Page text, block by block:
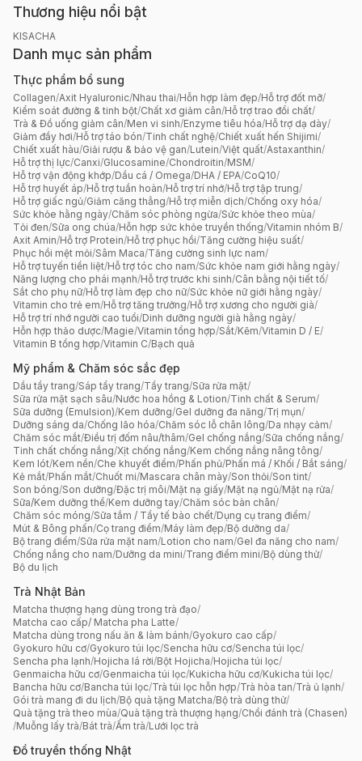
Thương hiệu nổi bật
KISACHA
Danh mục sản phẩm
Thực phẩm bổ sung
Collagen/Axit Hyaluronic/Nhau thai/Hỗn hợp làm đẹp/Hỗ trợ đốt mỡ/
Kiểm soát đường & tinh bột/Chất xơ giảm cân/Hỗ trợ trao đổi chất/
Trà & Đồ uống giảm cân/Men vi sinh/Enzyme tiêu hóa/Hỗ trợ dạ dày/
Giảm đầy hơi/Hỗ trợ táo bón/Tinh chất nghệ/Chiết xuất hến Shijimi/
Chiết xuất hàu/Giải rượu & bảo vệ gan/Lutein/Việt quất/Astaxanthin/
Hỗ trợ thị lực/Canxi/Glucosamine/Chondroitin/MSM/
Hỗ trợ vận động khớp/Dầu cá / Omega/DHA / EPA/CoQ10/
Hỗ trợ huyết áp/Hỗ trợ tuần hoàn/Hỗ trợ trí nhớ/Hỗ trợ tập trung/
Hỗ trợ giấc ngủ/Giảm căng thẳng/Hỗ trợ miễn dịch/Chống oxy hóa/
Sức khỏe hằng ngày/Chăm sóc phòng ngừa/Sức khỏe theo mùa/
Tỏi đen/Sữa ong chúa/Hỗn hợp sức khỏe truyền thống/Vitamin nhóm B/
Axit Amin/Hỗ trợ Protein/Hỗ trợ phục hồi/Tăng cường hiệu suất/
Phục hồi mệt mỏi/Sâm Maca/Tăng cường sinh lực nam/
Hỗ trợ tuyến tiền liệt/Hỗ trợ tóc cho nam/Sức khỏe nam giới hằng ngày/
Năng lượng cho phái mạnh/Hỗ trợ trước khi sinh/Cân bằng nội tiết tố/
Sắt cho phụ nữ/Hỗ trợ làm đẹp cho nữ/Sức khỏe nữ giới hằng ngày/
Vitamin cho trẻ em/Hỗ trợ tăng trưởng/Hỗ trợ xương cho người già/
Hỗ trợ trí nhớ người cao tuổi/Dinh dưỡng người già hằng ngày/
Hỗn hợp thảo dược/Magie/Vitamin tổng hợp/Sắt/Kẽm/Vitamin D / E/
Vitamin B tổng hợp/Vitamin C/Bạch quả
Mỹ phẩm & Chăm sóc sắc đẹp
Dầu tẩy trang/Sáp tẩy trang/Tẩy trang/Sữa rửa mặt/
Sữa rửa mặt sạch sâu/Nước hoa hồng & Lotion/Tinh chất & Serum/
Sữa dưỡng (Emulsion)/Kem dưỡng/Gel dưỡng đa năng/Trị mụn/
Dưỡng sáng da/Chống lão hóa/Chăm sóc lỗ chân lông/Da nhạy cảm/
Chăm sóc mắt/Điều trị đốm nâu/thâm/Gel chống nắng/Sữa chống nắng/
Tinh chất chống nắng/Xịt chống nắng/Kem chống nắng nâng tông/
Kem lót/Kem nền/Che khuyết điểm/Phấn phủ/Phấn má / Khối / Bắt sáng/
Kẻ mắt/Phấn mắt/Chuốt mi/Mascara chân mày/Son thỏi/Son tint/
Son bóng/Son dưỡng/Đặc trị môi/Mặt nạ giấy/Mặt nạ ngủ/Mặt nạ rửa/
Sữa/Kem dưỡng thể/Kem dưỡng tay/Chăm sóc bàn chân/
Chăm sóc móng/Sữa tắm / Tẩy tế bào chết/Dụng cụ trang điểm/
Mút & Bông phấn/Cọ trang điểm/Máy làm đẹp/Bộ dưỡng da/
Bộ trang điểm/Sữa rửa mặt nam/Lotion cho nam/Gel đa năng cho nam/
Chống nắng cho nam/Dưỡng da mini/Trang điểm mini/Bộ dùng thử/
Bộ du lịch
Trà Nhật Bản
Matcha thượng hạng dùng trong trà đạo/
Matcha cao cấp/ Matcha pha Latte/
Matcha dùng trong nấu ăn & làm bánh/Gyokuro cao cấp/
Gyokuro hữu cơ/Gyokuro túi lọc/Sencha hữu cơ/Sencha túi lọc/
Sencha pha lạnh/Hojicha lá rời/Bột Hojicha/Hojicha túi lọc/
Genmaicha hữu cơ/Genmaicha túi lọc/Kukicha hữu cơ/Kukicha túi lọc/
Bancha hữu cơ/Bancha túi lọc/Trà túi lọc hỗn hợp/Trà hòa tan/Trà ủ lạnh/
Gói trà mang đi du lịch/Bộ quà tặng Matcha/Bộ trà dùng thử/
Quà tặng trà theo mùa/Quà tặng trà thượng hạng/Chổi đánh trà (Chasen)
/Muỗng lấy trà/Bát trà/Ấm trà/Lưới lọc trà
Đồ truyền thống Nhật